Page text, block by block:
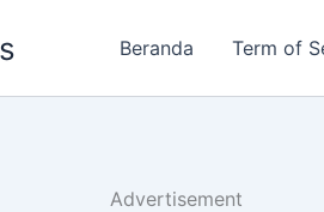
Beranda Term of
Advertisement